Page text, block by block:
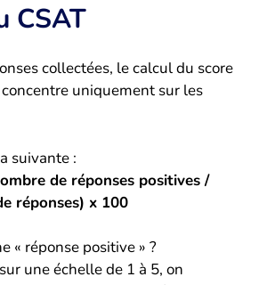
CSAT
collectées, le calcul du score
uniquement sur les
suivante :
de réponses positives /
réponses) x 100
« réponse positive » ?
une échelle de 1 à 5, on